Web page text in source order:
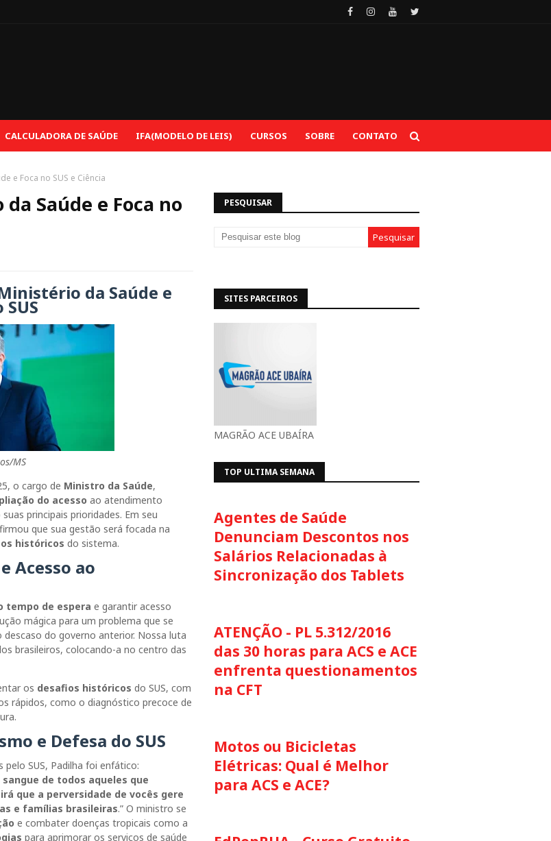
CALCULADORA DE SAÚDE IFA(MODELO DE LEIS) CURSOS SOBRE CONTATO
e Foca no SUS e Ciência
Saúde e Foca no
da Saúde e
MS
o cargo de Ministro da Saúde,
do acesso ao atendimento
principais prioridades. Em seu
que sua gestão será focada na
históricos do sistema.
Acesso ao
tempo de espera e garantir acesso
mágica para um problema que se
do governo anterior. Nossa luta
brasileiros, colocando-a no centro das
os desafios históricos do SUS, com
rápidos, como o diagnóstico precoce de
e Defesa do SUS
SUS, Padilha foi enfático:
de todos aqueles que
que a perversidade de vocês gere
e famílias brasileiras.” O ministro se
e combater doenças tropicais como a
para aprimorar os serviços de saúde
PESQUISAR
SITES PARCEIROS
MAGRÃO ACE UBAÍRA
TOP ULTIMA SEMANA
Agentes de Saúde
Denunciam Descontos nos
Salários Relacionadas à
Sincronização dos Tablets
ATENÇÃO - PL 5.312/2016
das 30 horas para ACS e ACE
enfrenta questionamentos
na CFT
Motos ou Bicicletas
Elétricas: Qual é Melhor
para ACS e ACE?